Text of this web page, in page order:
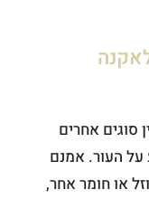
סוגים אחרים
על העור. אמנם
או חומר אחר,